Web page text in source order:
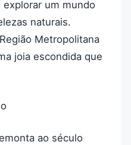
um mundo
naturais.
Metropolitana
joia escondida que
ao século